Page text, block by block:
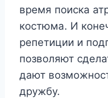
время поиска
костюма. И
репетиции и
позволяют
дают
дружбу.